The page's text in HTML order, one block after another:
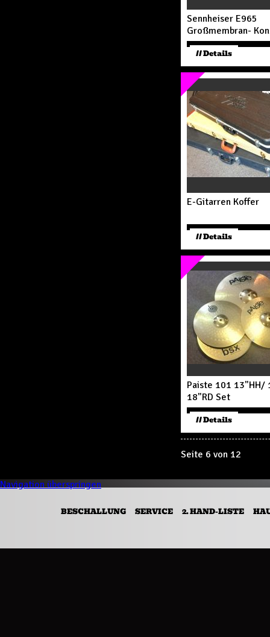
Sennheiser E965
Großmembran-
// Details
E-Gitarren Koffer
// Details
Paiste 101 13"HH/
18"RD Set
// Details
Seite 6 von 12
Navigation überspringen
BESCHALLUNG SERVICE 2. HAND-LISTE